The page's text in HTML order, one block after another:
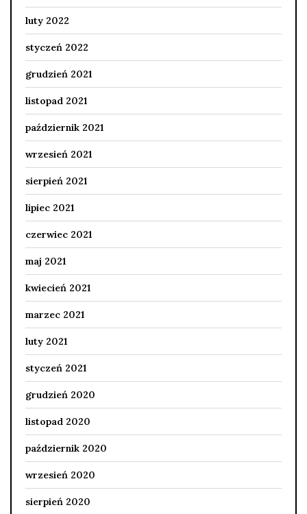
luty 2022
styczeń 2022
grudzień 2021
listopad 2021
październik 2021
wrzesień 2021
sierpień 2021
lipiec 2021
czerwiec 2021
maj 2021
kwiecień 2021
marzec 2021
luty 2021
styczeń 2021
grudzień 2020
listopad 2020
październik 2020
wrzesień 2020
sierpień 2020